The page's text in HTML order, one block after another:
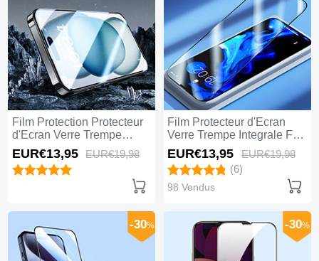
Film Protection Protecteur
d'Ecran Verre Trempe
Integrale U07 pour Apple
iPhone 14 Pro Max Noir
EUR€13,95 EUR€19,98
Film Protecteur d'Ecran
Verre Trempe Integrale F02
pour Apple iPhone 14 Pro
Max Noir
EUR€13,95 EUR€19,98
(6)
98 Vendus
-30% -30%